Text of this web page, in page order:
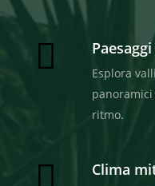
Esplora
ritmo.
Clima